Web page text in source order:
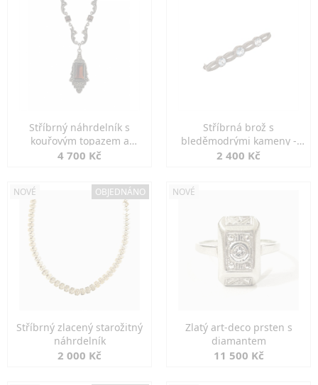
Stříbrný náhrdelník s
kouřovým topazem a
markazity
4 700 Kč
Stříbrná brož s
bleděmodrými kameny -
jemná elegance
2 400 Kč
NOVÉ OBJEDNÁNO
Stříbrný zlacený starožitný
náhrdelník
2 000 Kč
NOVÉ
Zlatý art-deco prsten s
diamantem
11 500 Kč